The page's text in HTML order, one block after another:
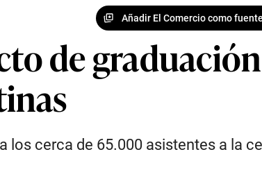
Añadir El Comercio como
de
los cerca de 65.000 asistentes a la